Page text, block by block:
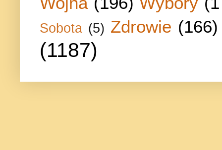
Sobota (5) Zdrowie (166)
(1187)